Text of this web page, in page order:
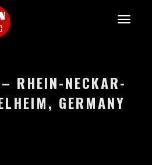
RHEIN-NECKAR-
GERMANY